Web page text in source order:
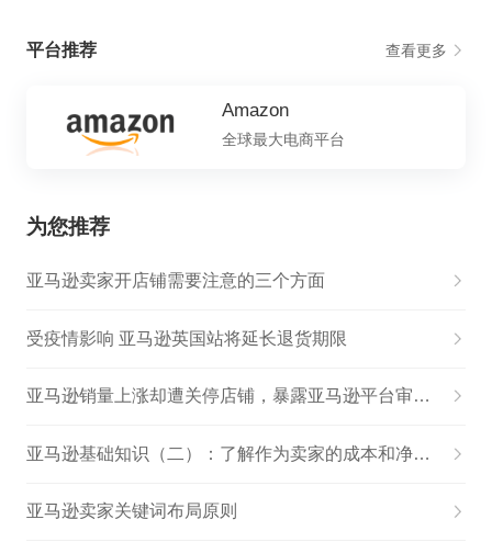
平台推荐 查看更多
Amazon
全球最大电商平台
为您推荐
亚马逊卖家开店铺需要注意的三个方面
受疫情影响 亚马逊英国站将延长退货期限
亚马逊销量上涨却遭关停店铺，暴露亚马逊平台审核机制漏洞
亚马逊基础知识（二）：了解作为卖家的成本和净利润
亚马逊卖家关键词布局原则